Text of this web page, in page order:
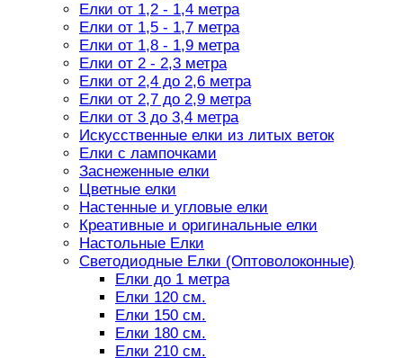
Елки от 1,2 - 1,4 метра
Елки от 1,5 - 1,7 метра
Елки от 1,8 - 1,9 метра
Елки от 2 - 2,3 метра
Елки от 2,4 до 2,6 метра
Елки от 2,7 до 2,9 метра
Елки от 3 до 3,4 метра
Искусственные елки из литых веток
Елки с лампочками
Заснеженные елки
Цветные елки
Настенные и угловые елки
Креативные и оригинальные елки
Настольные Елки
Светодиодные Елки (Оптоволоконные)
Елки до 1 метра
Елки 120 см.
Елки 150 см.
Елки 180 см.
Елки 210 см.